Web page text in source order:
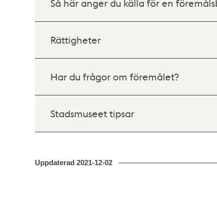
Så här anger du källa för en
Rättigheter
Har du frågor om föremålet?
Stadsmuseet tipsar
Uppdaterad 2021-12-02